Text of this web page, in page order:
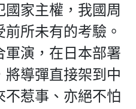
家主權，我國周
所未有的考驗。
軍演，在日本部署
將導彈直接架到中
不惹事、亦絕不怕